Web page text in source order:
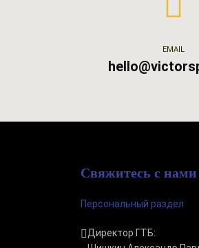
EMAIL
Свяжитесь с нами
Персональный раздел
Директор ГТБ: